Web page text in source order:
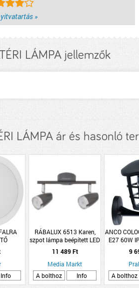
»
LÁMPA jellemzők
LÁMPA ár és hasonló
LED
NW
Info
RÁBALUX 6513 Karen,
szpot lámpa beépített LED
fényforrással LED 2x 4W
antracit/ króm
11 489 Ft
Media Markt
A bolthoz
Info
ANCO
E27 60W
ÁLLÓ 9
A bolthoz